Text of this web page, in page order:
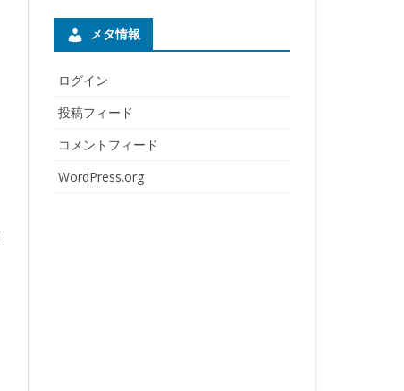
メタ情報
ログイン
投稿フィード
コメントフィード
WordPress.org